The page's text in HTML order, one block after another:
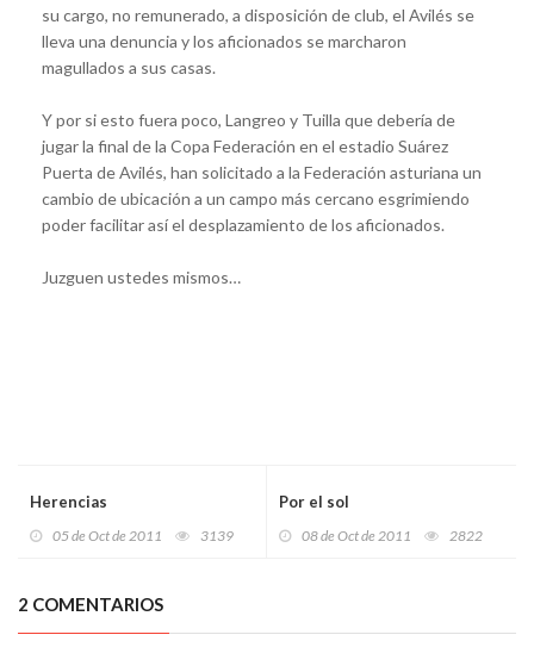
su cargo, no remunerado, a disposición de club, el Avilés se
lleva una denuncia y los aficionados se marcharon
magullados a sus casas.
Y por si esto fuera poco, Langreo y Tuilla que debería de
jugar la final de la Copa Federación en el estadio Suárez
Puerta de Avilés, han solicitado a la Federación asturiana un
cambio de ubicación a un campo más cercano esgrimiendo
poder facilitar así el desplazamiento de los aficionados.
Juzguen ustedes mismos…
Herencias
05 de Oct de 2011 3139
Por el sol
08 de Oct de 2011 2822
2 COMENTARIOS